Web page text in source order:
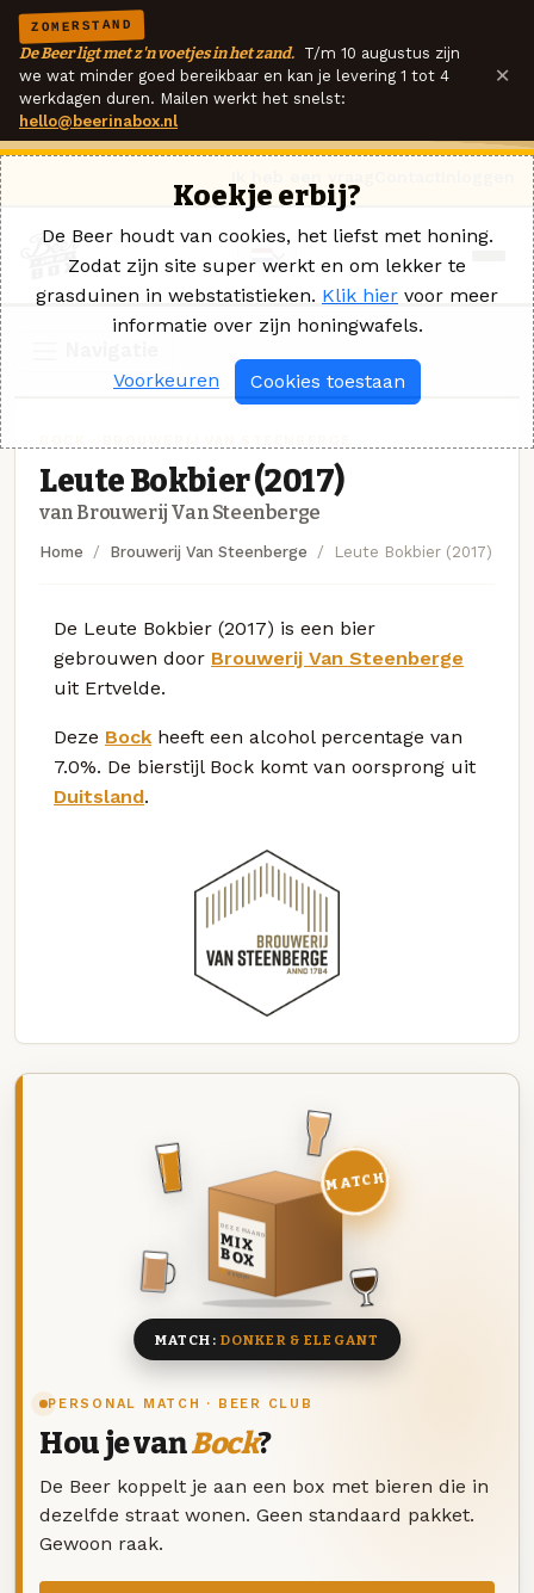
ZOMERSTAND
De Beer ligt met z'n voetjes in het zand. T/m 10 augustus zijn
we wat minder goed bereikbaar en kan je levering 1 tot 4
werkdagen duren. Mailen werkt het snelst:
hello@beerinabox.nl
×
Leute Bokbier (2017)
van Brouwerij Van Steenberge
Home Brouwerij Van Steenberge Leute Bokbier (2017)
De Leute Bokbier (2017) is een bier
gebrouwen door Brouwerij Van Steenberge
uit Ertvelde.
Deze Bock heeft een alcohol percentage van
7.0%. De bierstijl Bock komt van oorsprong uit
Duitsland.
PERSONAL MATCH · BEER CLUB
Hou je vanBock?
De Beer koppelt je aan een box met bieren die in
dezelfde straat wonen. Geen standaard pakket.
Gewoon raak.
DEZE MAAND
MIX
BOX
8 BIEREN
MATCH
MATCH: DONKER & ELEGANT
Koekje erbij?
De Beer houdt van cookies, het liefst met honing.
Zodat zijn site super werkt en om lekker te
grasduinen in webstatistieken. Klik hier voor meer
informatie over zijn honingwafels.
Voorkeuren Cookies toestaan